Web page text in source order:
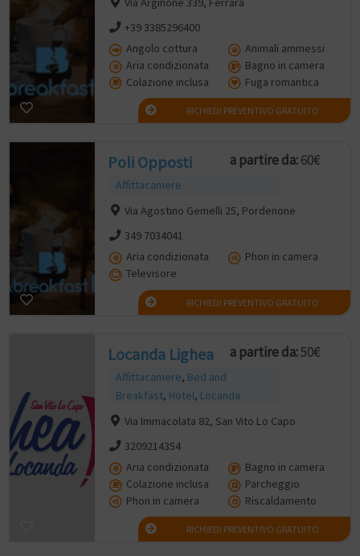
+39 3385296400
Angolo cottura
Animali ammessi
Aria condizionata
Bagno in camera
Colazione inclusa
Fuga romantica
RICHIEDI PREVENTIVO GRATUITO
Poli Opposti
Affittacamere
a partire da:60€
Via Agostino Gemelli 25, Pordenone
349 7034041
Aria condizionata
Phon in camera
Televisore
RICHIEDI PREVENTIVO GRATUITO
Locanda Lighea
Affittacamere, Bed and
Breakfast, Hotel, Locanda
a partire da:50€
Via Immacolata 82, San Vito Lo Capo
3209214354
Aria condizionata
Bagno in camera
Colazione inclusa
Parcheggio
Phon in camera
Riscaldamento
RICHIEDI PREVENTIVO GRATUITO